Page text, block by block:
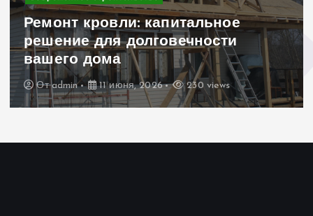
Ремонт кровли: капитальное
решение для долговечности
вашего дома
Отadmin 11 июня, 2026 230 views